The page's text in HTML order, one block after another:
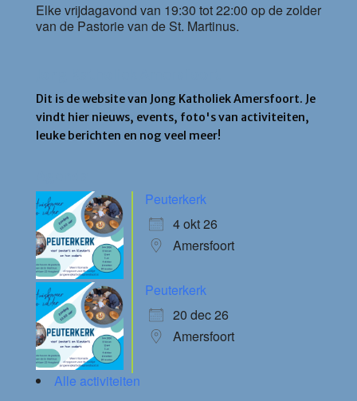
Elke vrijdagavond van 19:30 tot 22:00 op de zolder
van de Pastorie van de St. Martinus.
Dit is de website van Jong Katholiek Amersfoort. Je
vindt hier nieuws, events, foto's van activiteiten,
leuke berichten en nog veel meer!
Peuterkerk
4 okt 26
Amersfoort
Peuterkerk
20 dec 26
Amersfoort
Alle activiteiten